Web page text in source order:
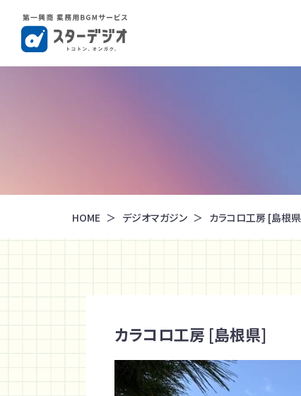
HOME デジオマガジン カラコロ工房 [島根
カラコロ工房 [島根県]